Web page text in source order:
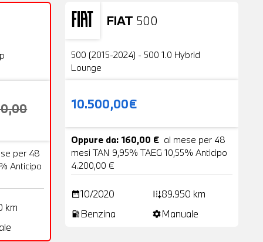
per 48
Anticipo
km
FIAT 500
Usato
500 (2015-2024) - 500 1.0 Hybrid
Lounge
10.500,00€
Oppure da: 160,00 € al mese per 48
mesi TAN 9,95% TAEG 10,55% Anticipo
4.200,00 €
date_range10/2020 add_road89.950 km
local_gas_station Benzina settingsManuale